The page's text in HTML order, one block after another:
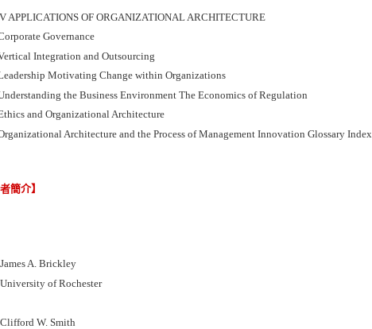
APPLICATIONS OF ORGANIZATIONAL ARCHITECTURE
Governance
Integration and Outsourcing
Motivating Change within Organizations
the Business Environment The Economics of Regulation
and Organizational Architecture
Architecture and the Process of Management Innovation Glossary Index
簡介】
A. Brickley
of Rochester
W. Smith